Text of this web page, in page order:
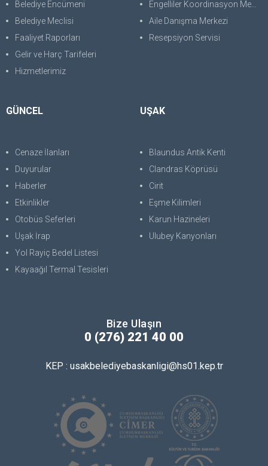
Belediye Encümeni
Belediye Meclisi
Faaliyet Raporları
Gelir ve Harç Tarifeleri
Hizmetlerimiz
Engelliler Koordinasyon Merkezi
Aile Danışma Merkezi
Resepsiyon Servisi
GÜNCEL
Cenaze İlanları
Duyurular
Haberler
Etkinlikler
Otobüs Seferleri
Uşak İrap
Yol Rayiç Bedel Listesi
Kayaağıl Termal Tesisleri
UŞAK
Blaundus Antik Kenti
Clandras Köprüsü
Cirit
Eşme Kilimleri
Karun Hazineleri
Ulubey Kanyonları
Bize Ulaşın
0 (276) 221 40 00
KEP : usakbelediyebaskanligi@hs01.kep.tr